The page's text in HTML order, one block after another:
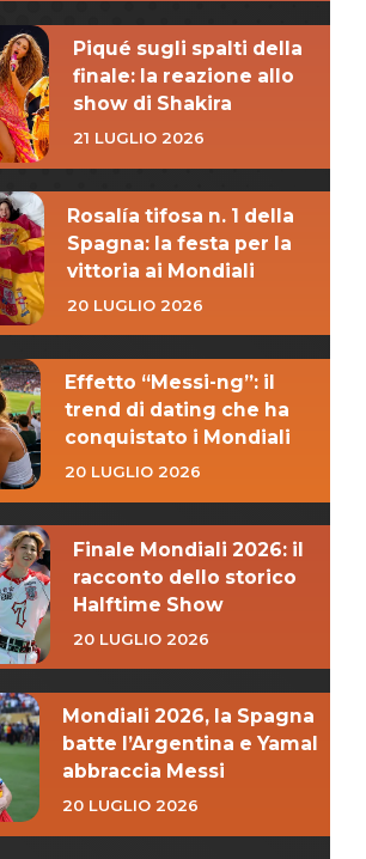
Piqué sugli spalti della
finale: la reazione allo
show di Shakira
21 LUGLIO 2026
Rosalía tifosa n. 1 della
Spagna: la festa per la
vittoria ai Mondiali
20 LUGLIO 2026
Effetto “Messi-ng”: il
trend di dating che ha
conquistato i Mondiali
20 LUGLIO 2026
Finale Mondiali 2026: il
racconto dello storico
Halftime Show
20 LUGLIO 2026
Mondiali 2026, la Spagna
batte l’Argentina e Yamal
abbraccia Messi
20 LUGLIO 2026